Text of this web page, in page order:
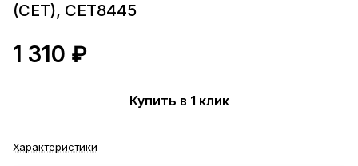
(CET), CET8445
1 310 ₽
Купить в 1 клик
Характеристики